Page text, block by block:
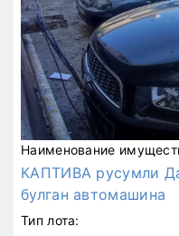
Наименование
КАПТИВА русумли
булган автомашина
Тип лота: